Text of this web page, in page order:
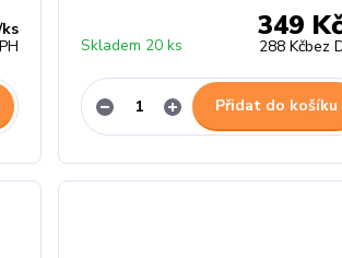
ks
349
288 Kčbez
Skladem 20 ks
Přidat do košíku